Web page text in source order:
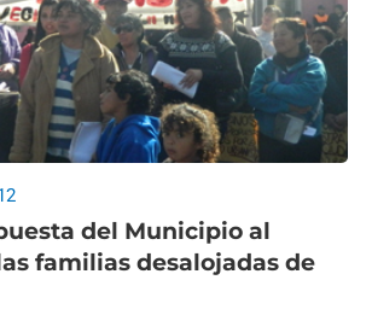
del Municipio al
familias desalojadas de